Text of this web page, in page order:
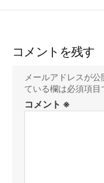
コメントを残す
メールアドレスが公
ている欄は必須項目
コメント ※